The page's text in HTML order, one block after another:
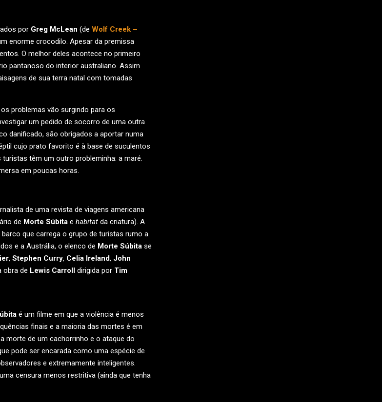
por Greg McLean (de Wolf Creek –
enorme crocodilo. Apesar da premissa
O melhor deles acontece no primeiro
pantanoso do interior australiano. Assim
de sua terra natal com tomadas
problemas vão surgindo para os
um pedido de socorro de uma outra
danificado, são obrigados a aportar numa
cujo prato favorito é à base de suculentos
têm um outro probleminha: a maré.
em poucas horas.
de uma revista de viagens americana
de Morte Súbita e habitat da criatura). A
que carrega o grupo de turistas rumo a
e a Austrália, o elenco de Morte Súbita se
, Stephen Curry, Celia Ireland, John
obra de Lewis Carroll dirigida por Tim
é um filme em que a violência é menos
finais e a maioria das mortes é em
morte de um cachorrinho e o ataque do
pode ser encarada como uma espécie de
e extremamente inteligentes.
censura menos restritiva (ainda que tenha